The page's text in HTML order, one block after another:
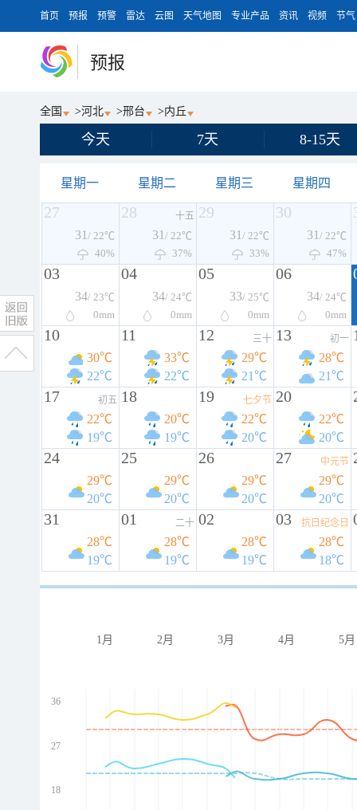
首页 预报 预警 雷达 云图 天气地图 专业产品 资讯 视频 节气
预报
全国 >河北 >邢台 >内丘
今天 7天 8-15天
星期一 星期二 星期三 星期四
27
31 / 22℃
40%
28 十五
31 / 22℃
37%
29
31 / 22℃
33%
30
31 / 22℃
47%
03
34/ 23℃
0mm
04
34/ 24℃
0mm
05
33/ 25℃
0mm
06
34/ 24℃
0mm
10
30℃
22℃
11
33℃
22℃
12 三十
29℃
21℃
13 初一
28℃
21℃
17 初五
22℃
19℃
18
20℃
19℃
19 七夕节
22℃
20℃
20
22℃
20℃
24
29℃
20℃
25
29℃
20℃
26
29℃
20℃
27 中元节
29℃
20℃
31
28℃
19℃
01 二十
28℃
19℃
02
28℃
19℃
03 抗日纪念日
28℃
18℃
1月 2月 3月 4月 5月
36
27
18